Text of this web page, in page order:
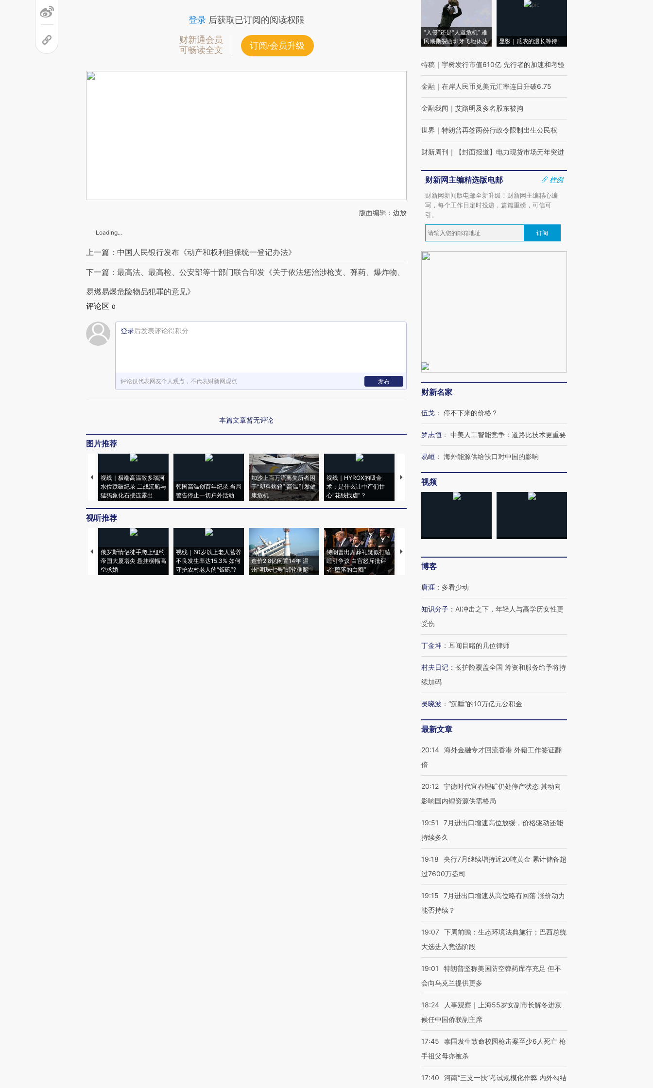
登录后获取已订阅的阅读权限
财新通会员
可畅读全文
订阅/会员升级
版面编辑：边放
Loading...
上一篇：中国人民银行发布《动产和权利担保统一登记办法》
下一篇：最高法、最高检、公安部等十部门联合印发《关于依法惩治涉枪支、弹药、爆炸物、
易燃易爆危险物品犯罪的意见》
评论区 0
登录后发表评论得积分
评论仅代表网友个人观点，不代表财新网观点 发布
本篇文章暂无评论
图片推荐
视线｜极端高温致多瑙河
水位跌破纪录 二战沉船与
猛犸象化石接连露出
韩国高温创百年纪录 当局
警告停止一切户外活动
加沙上百万流离失所者困
于“塑料烤箱” 高温引发健
康危机
视线｜HYROX的吸金
术：是什么让中产们甘
心“花钱找虐”？
马航飞行员跨国走私7万
粒摇头丸 尿检体内含3种
视听推荐
俄罗斯情侣徒手爬上纽约
帝国大厦塔尖 悬挂横幅高
空求婚
视线｜60岁以上老人营养
不良发生率达15.3% 如何
守护农村老人的“饭碗”?
造价2.8亿闲置14年 温
州“明珠七号”邮轮侧翻
特朗普出席葬礼疑似打瞌
睡引争议 白宫怒斥批评
者“堕落的白痴”
视线｜全球最热百城独占
97个 印度如何熬过48°C
“入侵”还是“人道危机” 难
民潮撕裂西班牙飞地休达
显影｜瓜农的漫长等待
特稿 ｜ 宇树发行市值610亿 先行者的加速和考验
金融 ｜ 在岸人民币兑美元汇率连日升破6.75
金融我闻 ｜ 艾路明及多名股东被拘
世界 ｜ 特朗普再签两份行政令限制出生公民权
财新周刊 ｜ 【封面报道】电力现货市场元年突进
财新网主编精选版电邮
样例
财新网新闻版电邮全新升级！财新网主编精心编
写，每个工作日定时投递，篇篇重磅，可信可
引。
订阅
财新名家
伍戈 ： 停不下来的价格？
罗志恒 ： 中美人工智能竞争：道路比技术更重要
易峘 ： 海外能源供给缺口对中国的影响
视频
博客
唐涯 ： 多看少动
知识分子 ： AI冲击之下，年轻人与高学历女性更
受伤
丁金坤 ： 耳闻目睹的几位律师
村夫日记 ： 长护险覆盖全国 筹资和服务给予将持
续加码
吴晓波 ： “沉睡”的10万亿元公积金
最新文章
20:14 海外金融专才回流香港 外籍工作签证翻
倍
20:12 宁德时代宜春锂矿仍处停产状态 其动向
影响国内锂资源供需格局
19:51
7月进出口增速高位放缓，价格驱动还能
持续多久
19:18
央行7月继续增持近20吨黄金 累计储备超
过7600万盎司
19:15
7月进出口增速从高位略有回落 涨价动力
能否持续？
19:07 下周前瞻：生态环境法典施行；巴西总统
大选进入竞选阶段
19:01
特朗普坚称美国防空弹药库存充足 但不
会向乌克兰提供更多
18:24
人事观察｜上海55岁女副市长解冬进京
候任中国侨联副主席
17:45
泰国发生致命校园枪击案至少6人死亡 枪
手祖父母亦被杀
17:40 河南“三支一扶”考试规模化作弊 内外勾结